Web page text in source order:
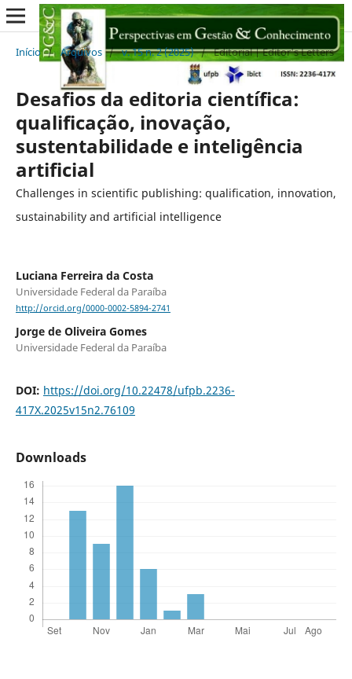
Início / Arquivos / v. 15 n. 2 (2025) / Editorial | Editor's Letters
Desafios da editoria científica:
qualificação, inovação,
sustentabilidade e inteligência
artificial
Challenges in scientific publishing: qualification, innovation,
sustainability and artificial intelligence
Luciana Ferreira da Costa
Universidade Federal da Paraíba
http://orcid.org/0000-0002-5894-2741
Jorge de Oliveira Gomes
Universidade Federal da Paraíba
DOI: https://doi.org/10.22478/ufpb.2236-
417X.2025v15n2.76109
Downloads